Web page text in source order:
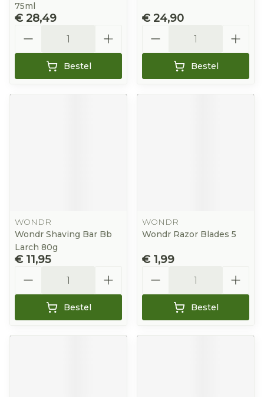
75ml
€ 28,49
Bestel
€ 24,90
Bestel
WONDR
Wondr Shaving Bar Bb
Larch 80g
€ 11,95
Bestel
WONDR
Wondr Razor Blades 5
€ 1,99
Bestel